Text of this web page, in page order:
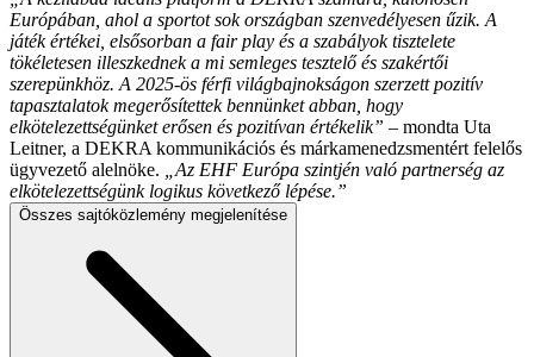
Európában, ahol a sportot sok országban szenvedélyesen űzik. A
játék értékei, elsősorban a fair play és a szabályok tisztelete
tökéletesen illeszkednek a mi semleges tesztelő és szakértői
szerepünkhöz. A 2025-ös férfi világbajnokságon szerzett pozitív
tapasztalatok megerősítettek bennünket abban, hogy
elkötelezettségünket erősen és pozitívan értékelik” – mondta Uta
Leitner, a DEKRA kommunikációs és márkamenedzsmentért felelős
ügyvezető alelnöke. „Az EHF Európa szintjén való partnerség az
elkötelezettségünk logikus következő lépése.”
Összes sajtóközlemény megjelenítése